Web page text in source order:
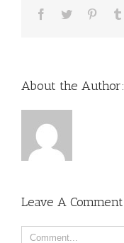
About the Author:
Leave A Comment